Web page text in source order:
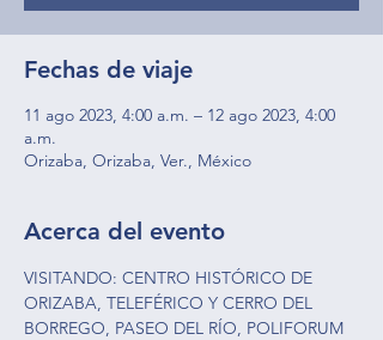
Fechas de viaje
11 ago 2023, 4:00 a.m. – 12 ago 2023, 4:00
a.m.
Orizaba, Orizaba, Ver., México
Acerca del evento
VISITANDO: CENTRO HISTÓRICO DE
ORIZABA, TELEFÉRICO Y CERRO DEL
BORREGO, PASEO DEL RÍO, POLIFORUM